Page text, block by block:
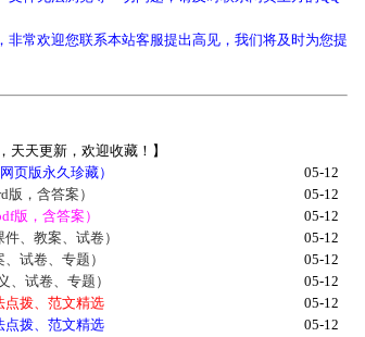
常欢迎您联系本站客服提出高见，我们将及时为您提
天天更新，欢迎收藏！】
页版永久珍藏）
05-12
，含答案）
05-12
版，含答案）
05-12
、教案、试卷）
05-12
试卷、专题）
05-12
、试卷、专题）
05-12
点拨、范文精选
05-12
点拨、范文精选
05-12